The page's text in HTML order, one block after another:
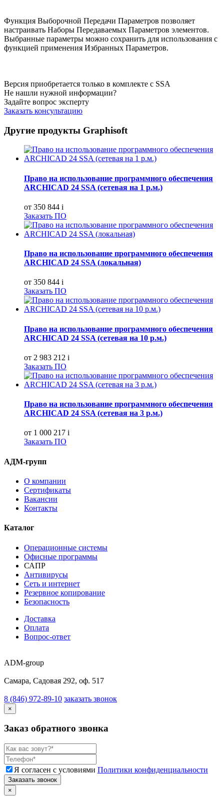
Функция Выборочной Передачи Параметров позволяет
настраивать Наборы Передаваемых Параметров элементов.
Выбранные параметры можно сохранить для использования с
функцией применения Избранных Параметров.
Версия приобретается только в комплекте с SSA
Не нашли нужной информации?
Задайте вопрос эксперту
Заказать консультацию
Другие продукты Graphisoft
Право на использование программного обеспечения
ARCHICAD 24 SSA (сетевая на 1 р.м.)
от 350 844 i
Заказать ПО
Право на использование программного обеспечения
ARCHICAD 24 SSA (локальная)
от 350 844 i
Заказать ПО
Право на использование программного обеспечения
ARCHICAD 24 SSA (сетевая на 10 р.м.)
от 2 983 212 i
Заказать ПО
Право на использование программного обеспечения
ARCHICAD 24 SSA (сетевая на 3 р.м.)
от 1 000 217 i
Заказать ПО
АДМ-групп
О компании
Сертификаты
Вакансии
Контакты
Каталог
Операционные системы
Офисные программы
САПР
Антивирусы
Сеть и интернет
Резервное копирование
Безопасность
Доставка
Оплата
Вопрос-ответ
ADM-group
Самара, Садовая 292, оф. 517
8 (846) 972-89-10 заказать звонок
×
Заказ обратного звонка
Я согласен с условиями Политики конфиденциальности
Заказать звонок
×